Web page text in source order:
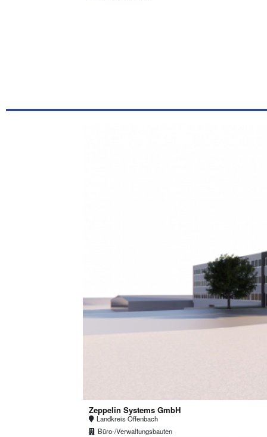
Zeppelin Systems GmbH
Landkreis Offenbach
Büro-/Verwaltungsbauten